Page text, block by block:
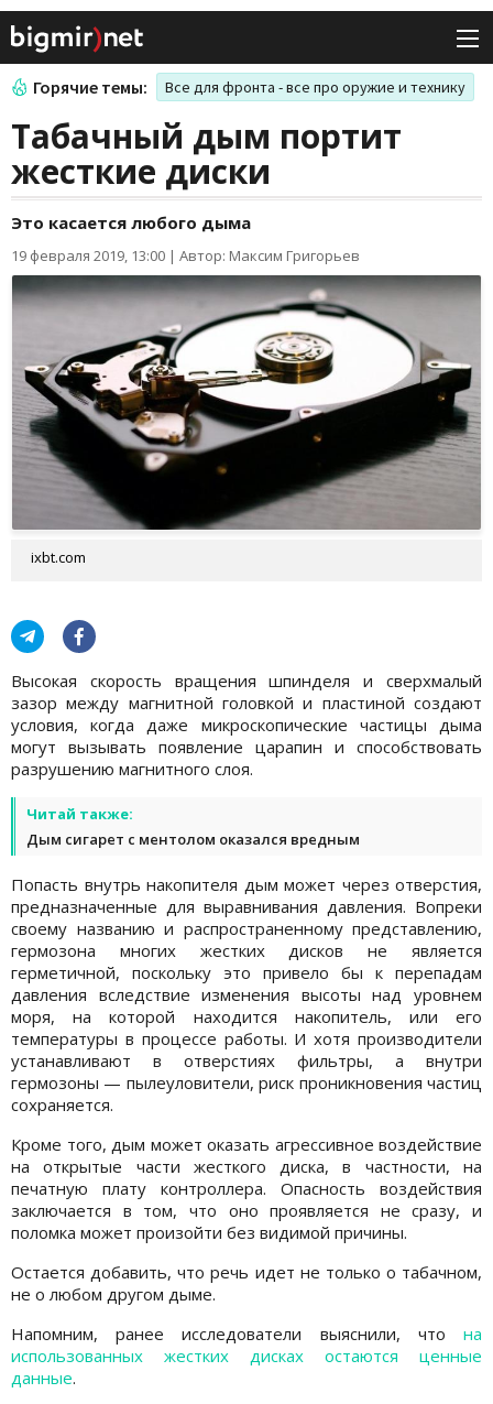
Горячие темы: Все для фронта - все про оружие и технику
Табачный дым портит
жесткие диски
Это касается любого дыма
19 февраля 2019, 13:00 | Автор: Максим Григорьев
ixbt.com
Высокая скорость вращения шпинделя и сверхмалый
зазор между магнитной головкой и пластиной создают
условия, когда даже микроскопические частицы дыма
могут вызывать появление царапин и способствовать
разрушению магнитного слоя.
Читай также:
Дым сигарет с ментолом оказался вредным
Попасть внутрь накопителя дым может через отверстия,
предназначенные для выравнивания давления. Вопреки
своему названию и распространенному представлению,
гермозона многих жестких дисков не является
герметичной, поскольку это привело бы к перепадам
давления вследствие изменения высоты над уровнем
моря, на которой находится накопитель, или его
температуры в процессе работы. И хотя производители
устанавливают в отверстиях фильтры, а внутри
гермозоны — пылеуловители, риск проникновения частиц
сохраняется.
Кроме того, дым может оказать агрессивное воздействие
на открытые части жесткого диска, в частности, на
печатную плату контроллера. Опасность воздействия
заключается в том, что оно проявляется не сразу, и
поломка может произойти без видимой причины.
Остается добавить, что речь идет не только о табачном,
не о любом другом дыме.
Напомним, ранее исследователи выяснили, что на
использованных жестких дисках остаются ценные
данные.